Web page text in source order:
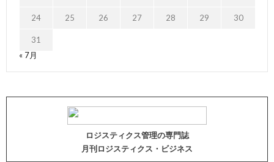
24 25 26 27 28 29 30
31
« 7月
ロジスティクス管理の専門誌
月刊ロジスティクス・ビジネス